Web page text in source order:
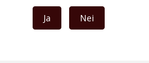
Ja Nei